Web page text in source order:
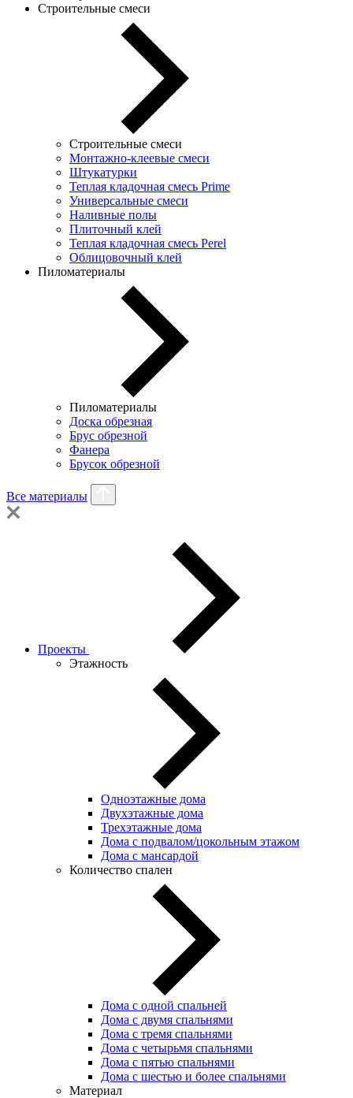
Строительные смеси
Строительные смеси
Монтажно-клеевые смеси
Штукатурки
Теплая кладочная смесь Prime
Универсальные смеси
Наливные полы
Плиточный клей
Теплая кладочная смесь Perel
Облицовочный клей
Пиломатериалы
Пиломатериалы
Доска обрезная
Брус обрезной
Фанера
Брусок обрезной
Все материалы
Проекты
Этажность
Одноэтажные дома
Двухэтажные дома
Трехэтажные дома
Дома с подвалом/цокольным этажом
Дома с мансардой
Количество спален
Дома с одной спальней
Дома с двумя спальнями
Дома с тремя спальнями
Дома с четырьмя спальнями
Дома с пятью спальнями
Дома с шестью и более спальнями
Материал